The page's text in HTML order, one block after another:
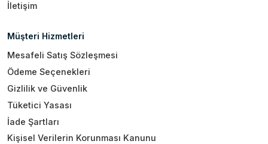
İletişim
Müşteri Hizmetleri
Mesafeli Satış Sözleşmesi
Ödeme Seçenekleri
Gizlilik ve Güvenlik
Tüketici Yasası
İade Şartları
Kişisel Verilerin Korunması Kanunu